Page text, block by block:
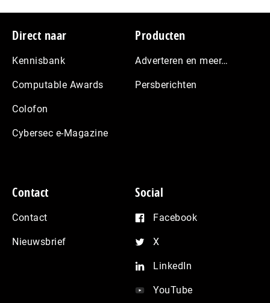
Footer
Direct naar
Kennisbank
Computable Awards
Colofon
Cybersec e-Magazine
Producten
Adverteren en meer…
Persberichten
Contact
Contact
Nieuwsbrief
Social
Facebook
X
LinkedIn
YouTube